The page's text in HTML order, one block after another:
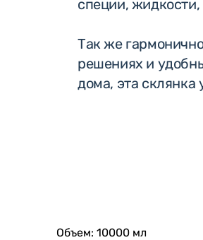
специи, жидкости,
Так же
решениях и
дома, эта склянка
Объем: 10000 мл